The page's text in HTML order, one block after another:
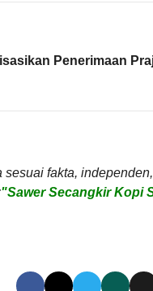
Penerimaan
fakta,
"Sawer Secangkir Kopi